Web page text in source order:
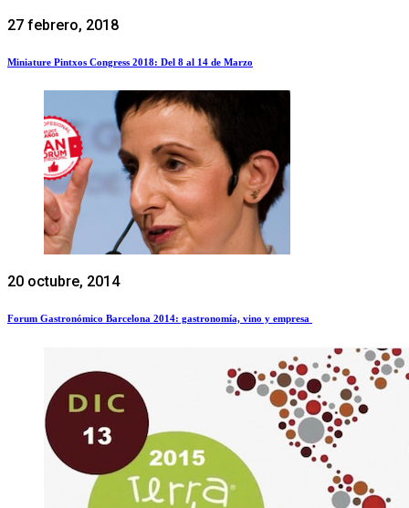
27 febrero, 2018
Miniature Pintxos Congress 2018: Del 8 al 14 de Marzo
20 octubre, 2014
Forum Gastronómico Barcelona 2014: gastronomía, vino y empresa